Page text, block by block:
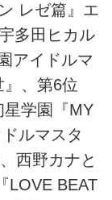
レゼ篇』エ
多田ヒカル
アイドルマ
、第6位
星学園『MY
ルマスタ
西野カナと
LOVE BEAT